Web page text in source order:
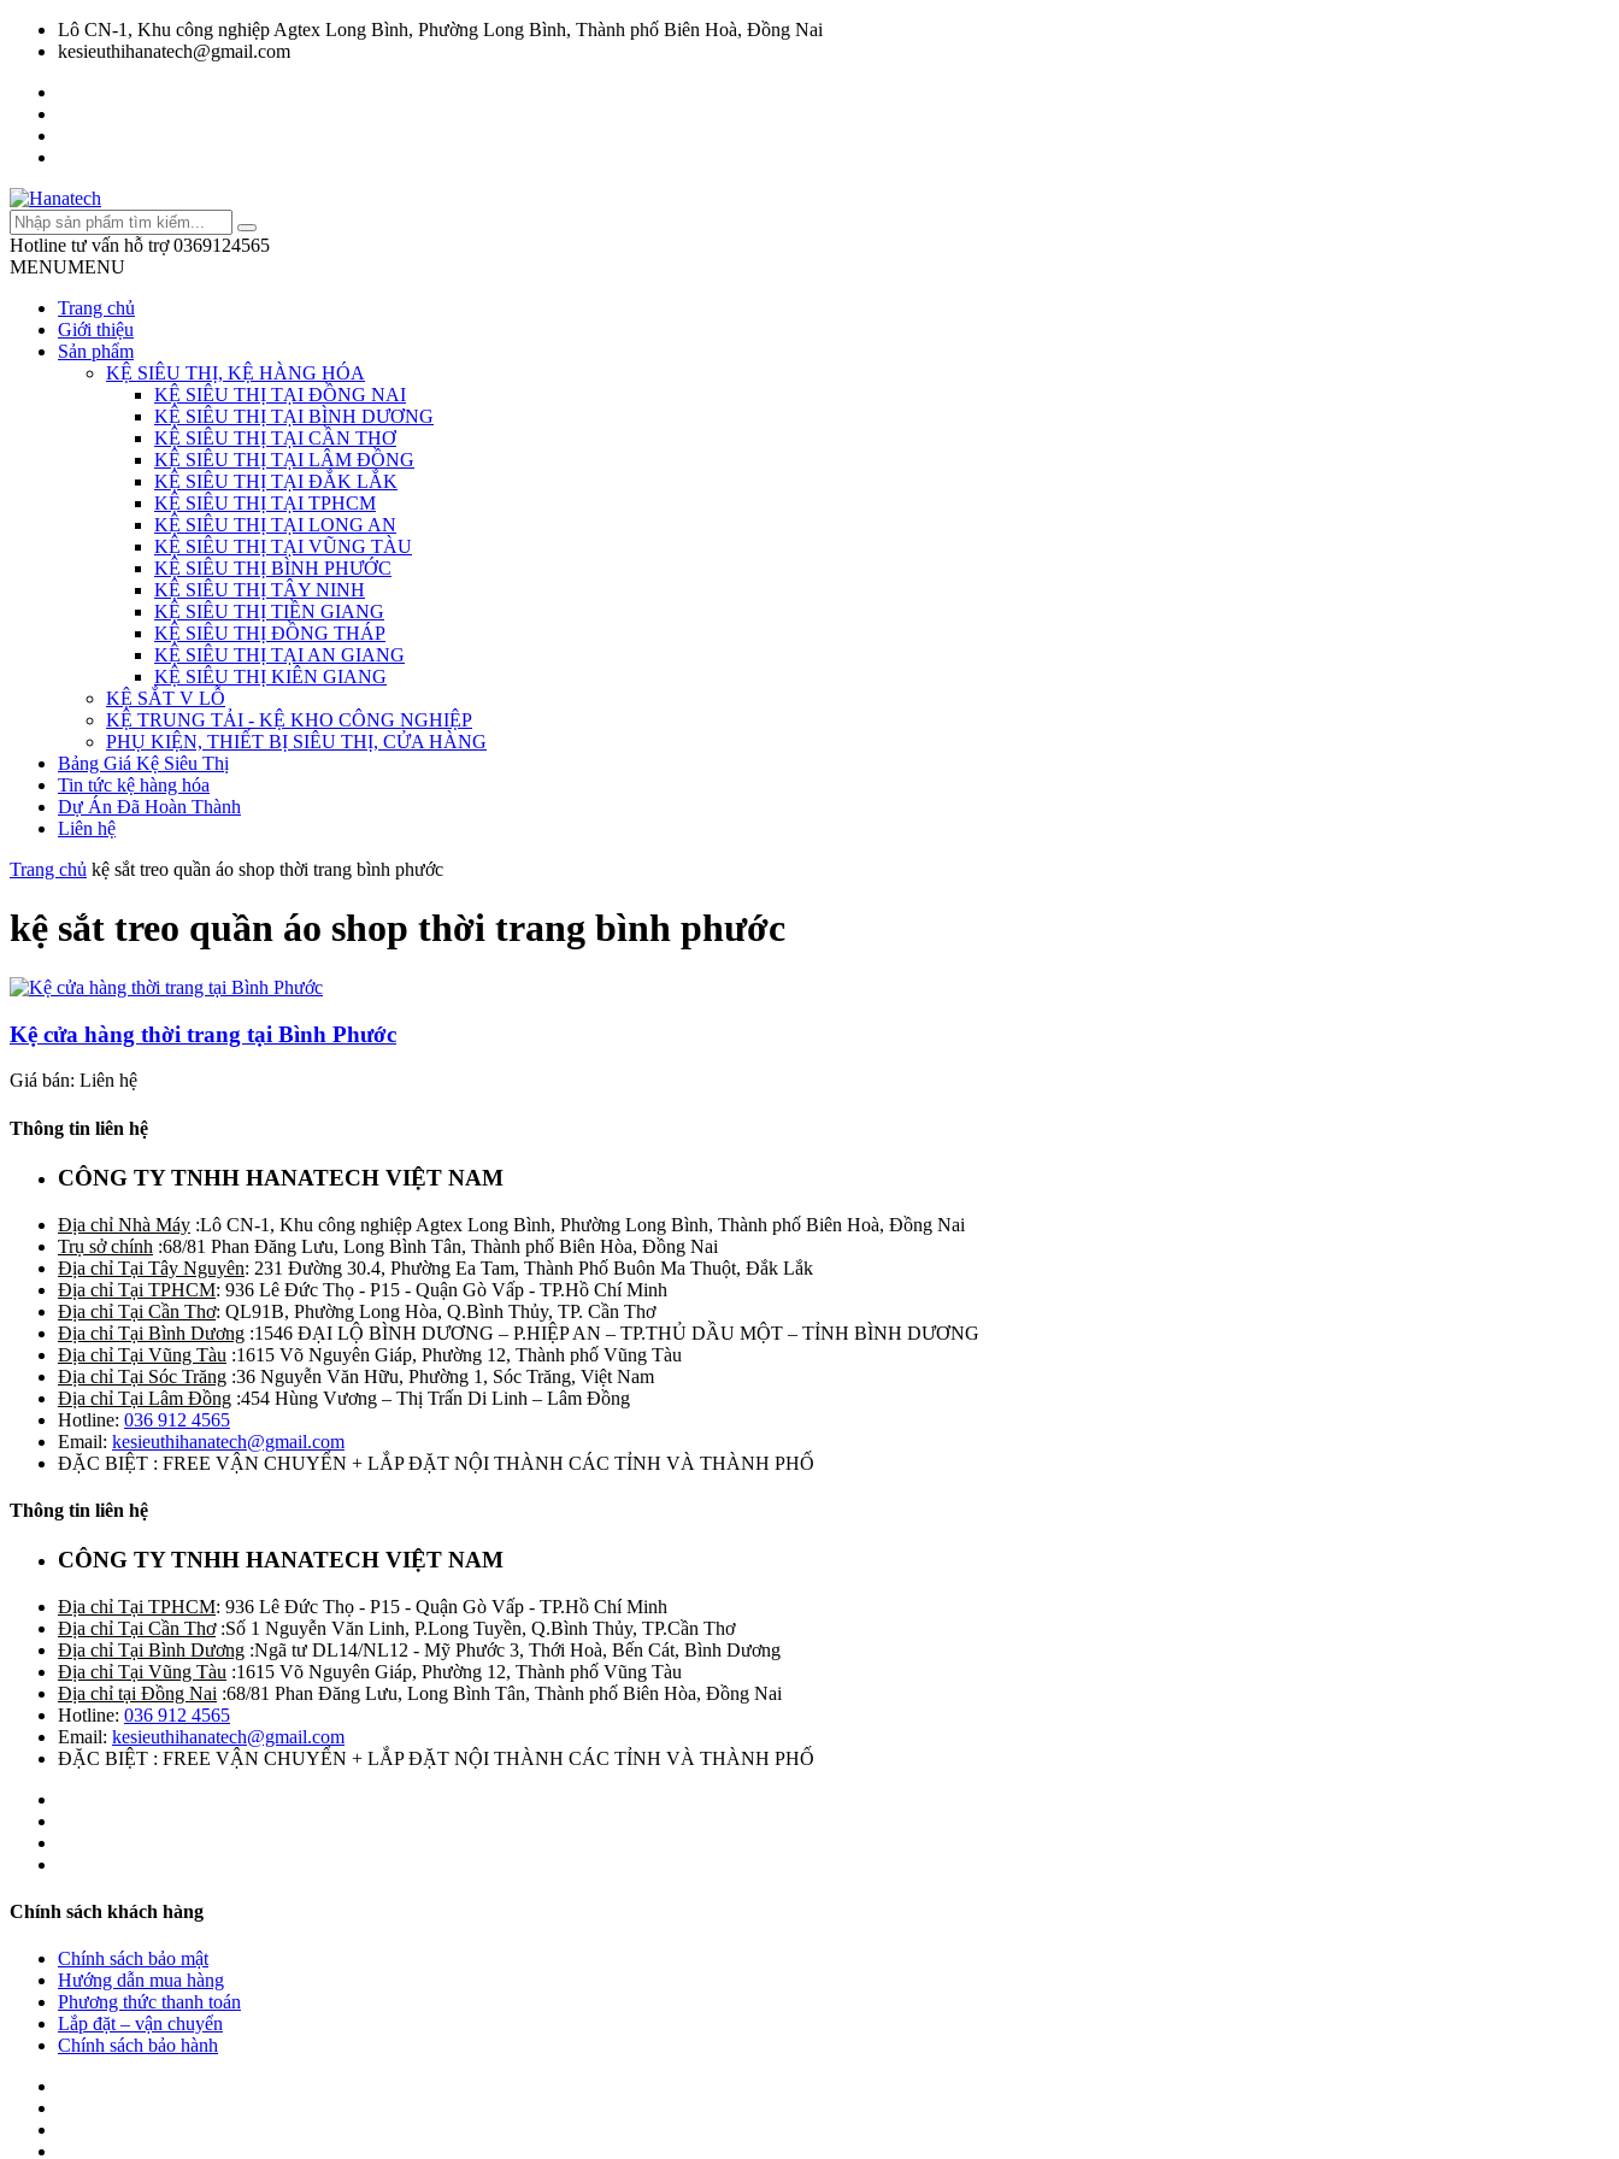
Lô CN-1, Khu công nghiệp Agtex Long Bình, Phường Long Bình, Thành phố Biên Hoà, Đồng Nai
kesieuthihanatech@gmail.com
Hotline tư vấn hỗ trợ 0369124565
MENUMENU
Trang chủ
Giới thiệu
Sản phẩm
KỆ SIÊU THỊ, KỆ HÀNG HÓA
KỆ SIÊU THỊ TẠI ĐỒNG NAI
KỆ SIÊU THỊ TẠI BÌNH DƯƠNG
KỆ SIÊU THỊ TẠI CẦN THƠ
KỆ SIÊU THỊ TẠI LÂM ĐỒNG
KỆ SIÊU THỊ TẠI ĐẮK LẮK
KỆ SIÊU THỊ TẠI TPHCM
KỆ SIÊU THỊ TẠI LONG AN
KỆ SIÊU THỊ TẠI VŨNG TÀU
KỆ SIÊU THỊ BÌNH PHƯỚC
KỆ SIÊU THỊ TÂY NINH
KỆ SIÊU THỊ TIỀN GIANG
KỆ SIÊU THỊ ĐỒNG THÁP
KỆ SIÊU THỊ TẠI AN GIANG
KỆ SIÊU THỊ KIÊN GIANG
KỆ SẮT V LỖ
KỆ TRUNG TẢI - KỆ KHO CÔNG NGHIỆP
PHỤ KIỆN, THIẾT BỊ SIÊU THỊ, CỬA HÀNG
Bảng Giá Kệ Siêu Thị
Tin tức kệ hàng hóa
Dự Án Đã Hoàn Thành
Liên hệ
Trang chủ kệ sắt treo quần áo shop thời trang bình phước
kệ sắt treo quần áo shop thời trang bình phước
Kệ cửa hàng thời trang tại Bình Phước
Giá bán: Liên hệ
Thông tin liên hệ
CÔNG TY TNHH HANATECH VIỆT NAM
Địa chỉ Nhà Máy :Lô CN-1, Khu công nghiệp Agtex Long Bình, Phường Long Bình, Thành phố Biên Hoà, Đồng Nai
Trụ sở chính :68/81 Phan Đăng Lưu, Long Bình Tân, Thành phố Biên Hòa, Đồng Nai
Địa chỉ Tại Tây Nguyên: 231 Đường 30.4, Phường Ea Tam, Thành Phố Buôn Ma Thuột, Đắk Lắk
Địa chỉ Tại TPHCM: 936 Lê Đức Thọ - P15 - Quận Gò Vấp - TP.Hồ Chí Minh
Địa chỉ Tại Cần Thơ: QL91B, Phường Long Hòa, Q.Bình Thủy, TP. Cần Thơ
Địa chỉ Tại Bình Dương :1546 ĐẠI LỘ BÌNH DƯƠNG – P.HIỆP AN – TP.THỦ DẦU MỘT – TỈNH BÌNH DƯƠNG
Địa chỉ Tại Vũng Tàu :1615 Võ Nguyên Giáp, Phường 12, Thành phố Vũng Tàu
Địa chỉ Tại Sóc Trăng :36 Nguyễn Văn Hữu, Phường 1, Sóc Trăng, Việt Nam
Địa chỉ Tại Lâm Đồng :454 Hùng Vương – Thị Trấn Di Linh – Lâm Đồng
Hotline: 036 912 4565
Email: kesieuthihanatech@gmail.com
ĐẶC BIỆT : FREE VẬN CHUYỂN + LẮP ĐẶT NỘI THÀNH CÁC TỈNH VÀ THÀNH PHỐ
Thông tin liên hệ
CÔNG TY TNHH HANATECH VIỆT NAM
Địa chỉ Tại TPHCM: 936 Lê Đức Thọ - P15 - Quận Gò Vấp - TP.Hồ Chí Minh
Địa chỉ Tại Cần Thơ:Số 1 Nguyễn Văn Linh, P.Long Tuyền, Q.Bình Thủy, TP.Cần Thơ
Địa chỉ Tại Bình Dương :Ngã tư DL14/NL12 - Mỹ Phước 3, Thới Hoà, Bến Cát, Bình Dương
Địa chỉ Tại Vũng Tàu :1615 Võ Nguyên Giáp, Phường 12, Thành phố Vũng Tàu
Địa chỉ tại Đồng Nai :68/81 Phan Đăng Lưu, Long Bình Tân, Thành phố Biên Hòa, Đồng Nai
Hotline: 036 912 4565
Email: kesieuthihanatech@gmail.com
ĐẶC BIỆT : FREE VẬN CHUYỂN + LẮP ĐẶT NỘI THÀNH CÁC TỈNH VÀ THÀNH PHỐ
Chính sách khách hàng
Chính sách bảo mật
Hướng dẫn mua hàng
Phương thức thanh toán
Lắp đặt – vận chuyển
Chính sách bảo hành